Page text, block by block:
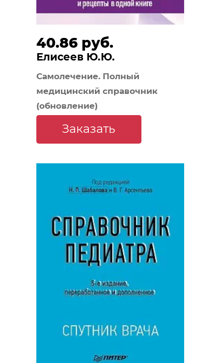
40.86 руб.
Елисеев Ю.Ю.
Самолечение. Полный
медицинский справочник
(обновление)
Заказать